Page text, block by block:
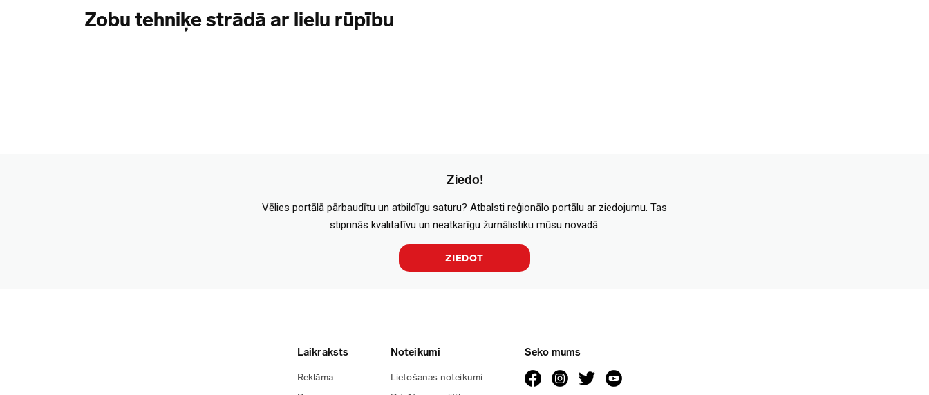
Zobu tehniķe strādā ar lielu rūpību
Ziedo!
Vēlies portālā pārbaudītu un atbildīgu saturu? Atbalsti reģionālo portālu ar ziedojumu. Tas
stiprinās kvalitatīvu un neatkarīgu žurnālistiku mūsu novadā.
ZIEDOT
Laikraksts
Reklāma
Noteikumi
Lietošanas noteikumi
Seko mums